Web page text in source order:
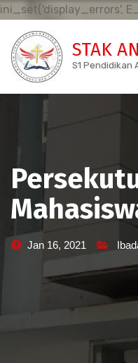
ini_set('display_errors',
STAK
S1 Pendidikan
Jan 16, 2021